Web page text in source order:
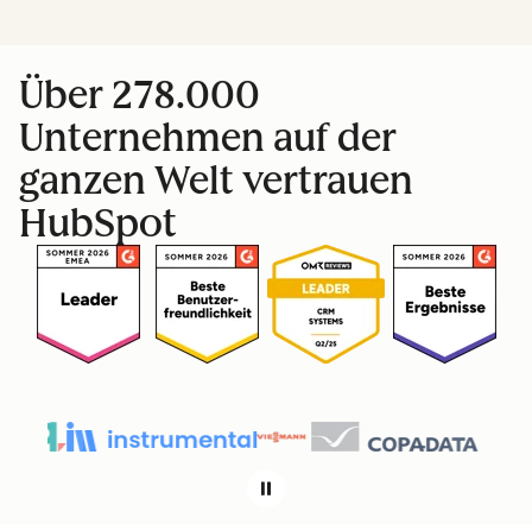
Über 278.000
Unternehmen auf der
ganzen Welt vertrauen
HubSpot